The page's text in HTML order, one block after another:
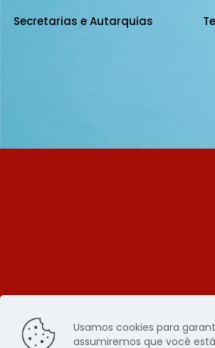
Secretarias e Autarquias
Usamos cookies para
assumiremos que você